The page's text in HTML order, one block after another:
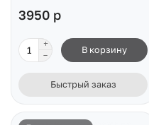
3950 р
В корзину
Быстрый заказ